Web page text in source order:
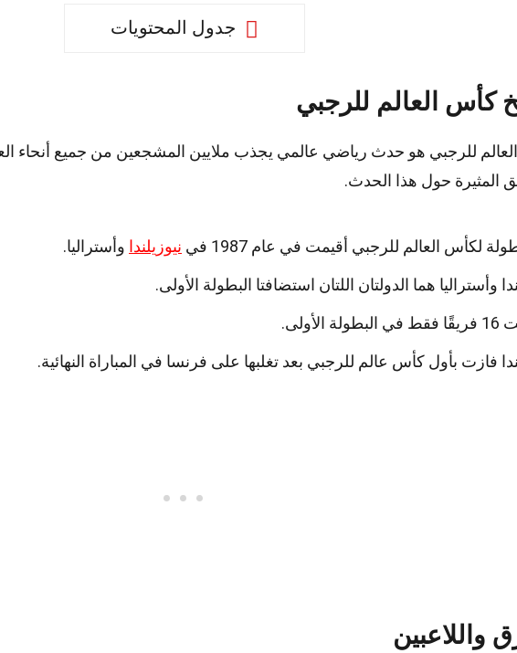
جدول المحتويات
كأس العالم للرجبي
للرجبي هو حدث رياضي عالمي يجذب ملايين المشجعين من جميع أنحاء
المثيرة حول هذا الحدث.
لكأس العالم للرجبي أقيمت في عام 1987 في نيوزيلندا وأستراليا.
وأستراليا هما الدولتان اللتان استضافتا البطولة الأولى.
الأولى.
فازت بأول كأس عالم للرجبي بعد تغلبها على فرنسا في المباراة النهائية.
واللاعبين